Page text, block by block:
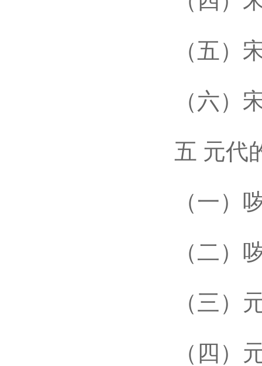
（五）宋
（六）宋
五 元代
（一）哕
（二）哕
（三）元
（四）元